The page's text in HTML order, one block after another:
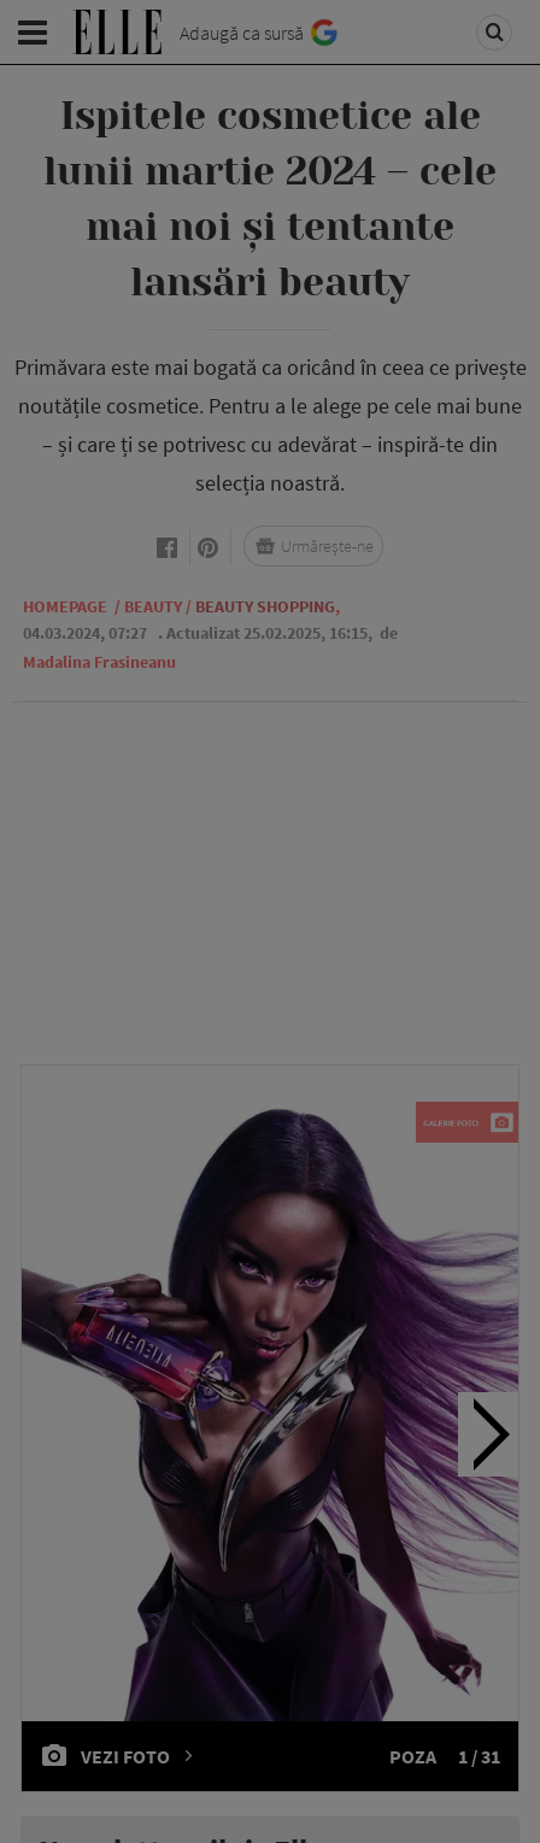
Adaugă ca sursă
Ispitele cosmetice ale
lunii martie 2024 – cele
mai noi și tentante
lansări beauty
Primăvara este mai bogată ca oricând în ceea ce privește
noutățile cosmetice. Pentru a le alege pe cele mai bune
– și care ți se potrivesc cu adevărat – inspiră-te din
selecția noastră.
HOMEPAGE / BEAUTY / BEAUTY SHOPPING,
04.03.2024, 07:27 . Actualizat 25.02.2025, 16:15, de
Madalina Frasineanu
Urmărește-ne
VEZI FOTO POZA 1 / 31